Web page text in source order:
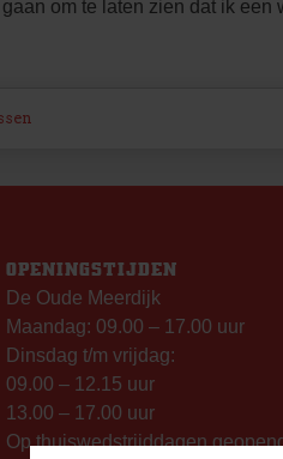
om te laten zien dat ik
OPENINGSTIJDEN
De Oude Meerdijk
Maandag: 09.00 – 17.00 uur
Dinsdag t/m vrijdag:
09.00 – 12.15 uur
13.00 – 17.00 uur
Op thuiswedstrijddagen